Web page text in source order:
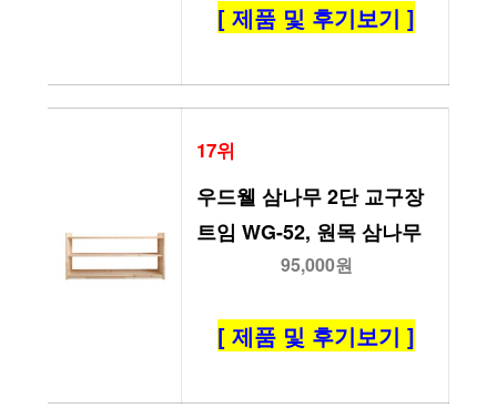
[ 제품 및 후기보기 ]
17위
우드웰 삼나무 2단 교구장
트임 WG-52, 원목 삼나무
95,000원
[ 제품 및 후기보기 ]